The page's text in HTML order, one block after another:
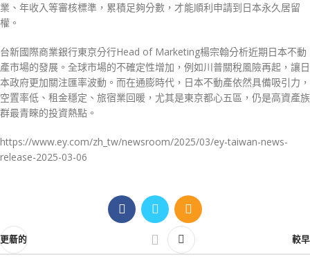
業、年收入等審核標準，累積足夠分數，才能順利申請到日本永久居留
權。
台新國際商業銀行東京分行Head of Marketing楊宗翰分析近期日本不動
產市場的發展。全球市場的不確定性增加，例如川普關稅風險再起，讓日
本政府更加關注匯率波動。而在通膨時代，日本不動產依然具備吸引力，
空置率低、租金穩定、旅宿業回暖，尤其是東京都心五區，仍是高資產族
群最青睞的投資熱點。
https://www.ey.com/zh_tw/newsroom/2025/03/ey-taiwan-news-
release-2025-03-06
更新的 較早